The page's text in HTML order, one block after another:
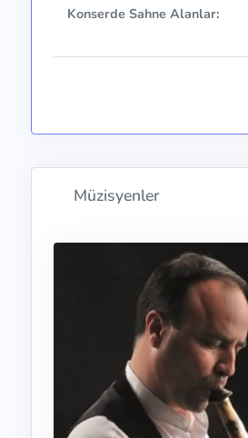
Konserde Sahne Alanlar:
Müzisyenler